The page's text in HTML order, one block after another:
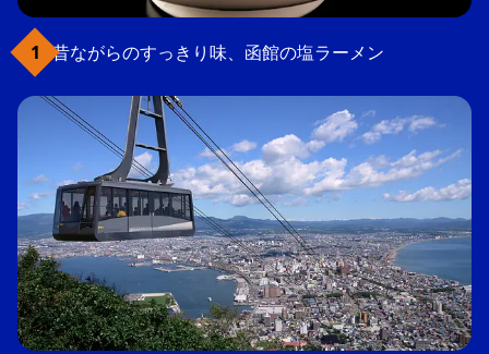
昔ながらのすっきり味、函館の塩ラーメン